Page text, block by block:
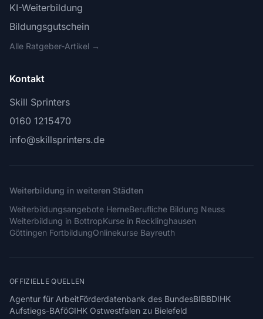
KI-Weiterbildung
Bildungsgutschein
Alle Ratgeber-Artikel →
Kontakt
Skill Sprinters
0160 1215470
info@skillsprinters.de
Weiterbildung in weiteren Städten
Weiterbildungsangebote HerneBerufliche Bildung Neuss
Weiterbildung in BottropKurse in Recklinghausen
Göttingen FortbildungOnlinekurse Bayreuth
OFFIZIELLE QUELLEN
Agentur für ArbeitFörderdatenbank des BundesBIBBDIHK
Aufstiegs-BAföGIHK Ostwestfalen zu Bielefeld